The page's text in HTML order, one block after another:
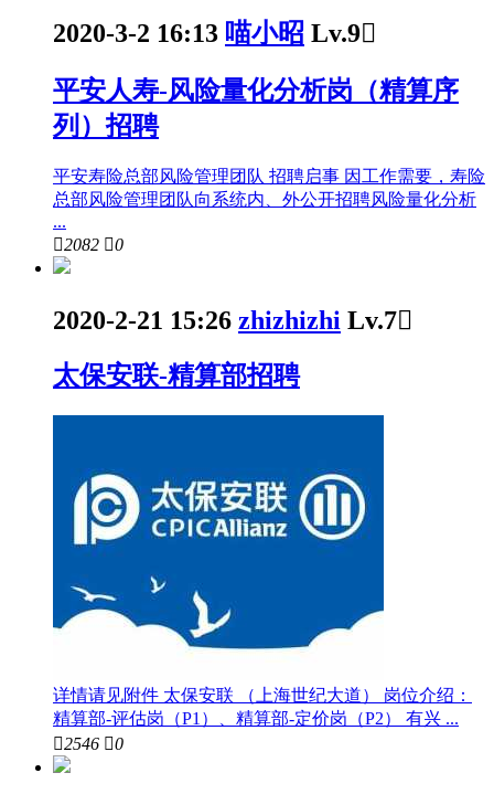
2020-3-2 16:13 喵小昭 Lv.9
平安人寿-风险量化分析岗（精算序
列）招聘
平安寿险总部风险管理团队 招聘启事 因工作需要，寿险
总部风险管理团队向系统内、外公开招聘风险量化分析
...
2082 0
2020-2-21 15:26 zhizhizhi Lv.7
太保安联-精算部招聘
详情请见附件 太保安联 （上海世纪大道） 岗位介绍：
精算部-评估岗（P1）、精算部-定价岗（P2） 有兴 ...
2546 0